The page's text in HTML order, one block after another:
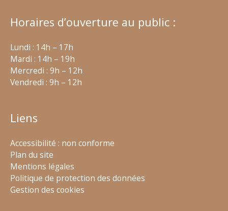
Horaires d’ouverture au public :
Lundi : 14h – 17h
Mardi : 14h – 19h
Mercredi : 9h – 12h
Vendredi : 9h – 12h
Liens
Accessibilité : non conforme
Plan du site
Mentions légales
Politique de protection des données
Gestion des cookies